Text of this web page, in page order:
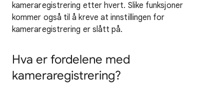
kameraregistrering etter hvert. Slike funksjoner
kommer også til å kreve at innstillingen for
kameraregistrering er slått på.
Hva er fordelene med
kameraregistrering?